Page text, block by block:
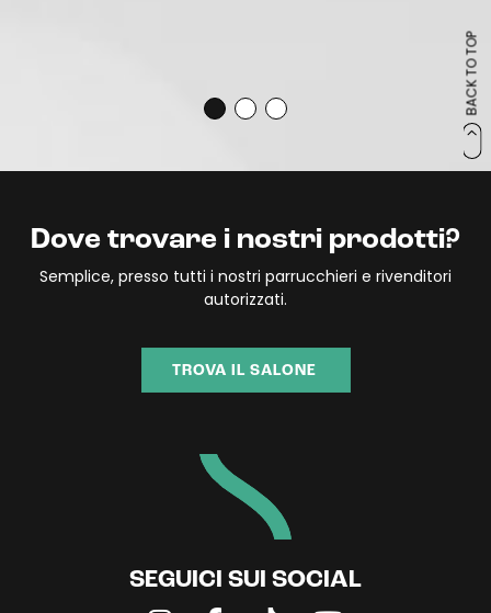
BACK TO TOP
Dove trovare i nostri prodotti?
Semplice, presso tutti i nostri parrucchieri e rivenditori
autorizzati.
TROVA IL SALONE
SEGUICI SUI SOCIAL